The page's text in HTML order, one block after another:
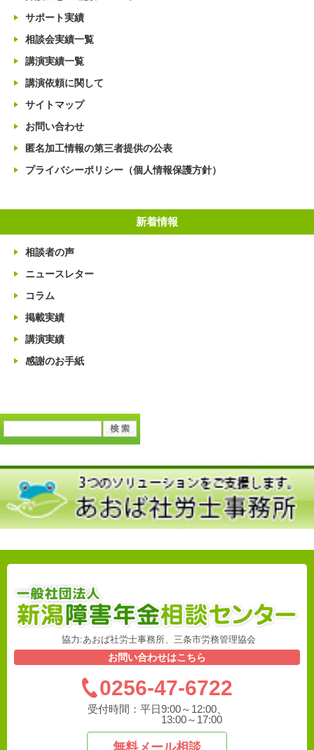
サポート実績
相談会実績一覧
講演実績一覧
講演依頼に関して
サイトマップ
お問い合わせ
匿名加工情報の第三者提供の公表
プライバシーポリシー（個人情報保護方針）
新着情報
相談者の声
ニュースレター
コラム
掲載実績
講演実績
感謝のお手紙
協力:あおば社労士事務所、三条市労務管理協会
お問い合わせはこちら
0256-47-6722
受付時間： 平日9:00～12:00、
13:00～17:00